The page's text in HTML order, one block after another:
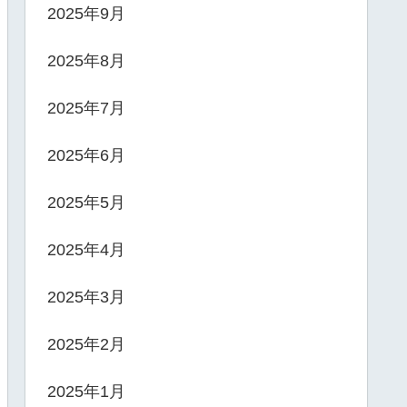
2025年9月
2025年8月
2025年7月
2025年6月
2025年5月
2025年4月
2025年3月
2025年2月
2025年1月